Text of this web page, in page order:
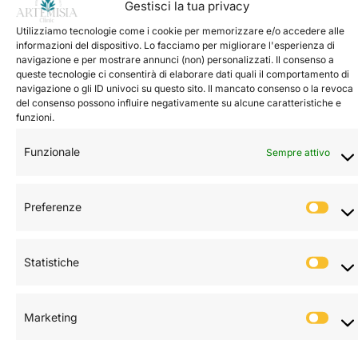
Gestisci la tua privacy
Utilizziamo tecnologie come i cookie per memorizzare e/o accedere alle
informazioni del dispositivo. Lo facciamo per migliorare l'esperienza di
navigazione e per mostrare annunci (non) personalizzati. Il consenso a
queste tecnologie ci consentirà di elaborare dati quali il comportamento di
navigazione o gli ID univoci su questo sito. Il mancato consenso o la revoca
del consenso possono influire negativamente su alcune caratteristiche e
funzioni.
Funzionale Sempre attivo
Preferenze
Statistiche
Marketing
Contatti
info@artemisiaclinic.it
segreteria@artemisiaclinic.it
Medicina Rigenerativa